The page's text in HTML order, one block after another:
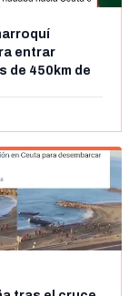
entrar
de 450km de